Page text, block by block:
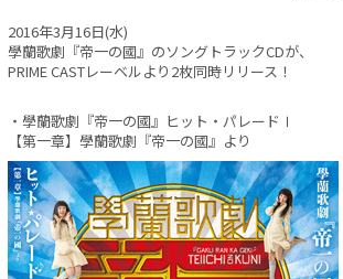
2016年3月16日(水)
學蘭歌劇『帝一の國』のソングトラックCDが、
PRIME CASTレーベルより2枚同時リリース！
・學蘭歌劇『帝一の國』ヒット・パレードⅠ
【第一章】學蘭歌劇『帝一の國』より